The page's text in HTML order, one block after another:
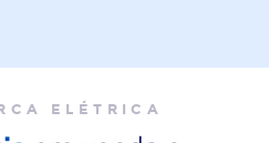
ELÉTRICA